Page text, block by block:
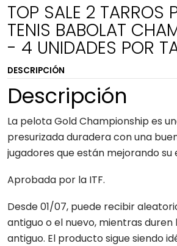
TOP SALE 2 TARROS
TENIS BABOLAT
- 4 UNIDADES POR
DESCRIPCIÓN
Descripción
La pelota Gold Championship es
presurizada duradera con una
jugadores que están mejorando su
Aprobada por la ITF.
Desde 01/07, puede recibir
antiguo o el nuevo, mientras duren
antiguo. El producto sigue siendo